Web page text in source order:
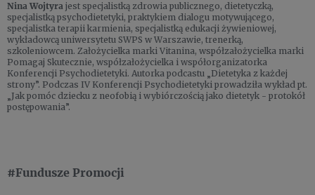
Nina Wojtyra jest specjalistką zdrowia publicznego, dietetyczką,
specjalistką psychodietetyki, praktykiem dialogu motywującego,
specjalistka terapii karmienia, specjalistką edukacji żywieniowej,
wykładowcą uniwersytetu SWPS w Warszawie, trenerką,
szkoleniowcem. Założycielka marki Vitanina, współzałożycielka marki
Pomagaj Skutecznie, współzałożycielka i współorganizatorka
Konferencji Psychodietetyki. Autorka podcastu „Dietetyka z każdej
strony”. Podczas IV Konferencji Psychodietetyki prowadziła wykład pt.
„Jak pomóc dziecku z neofobią i wybiórczością jako dietetyk - protokół
postępowania”.
#Fundusze Promocji